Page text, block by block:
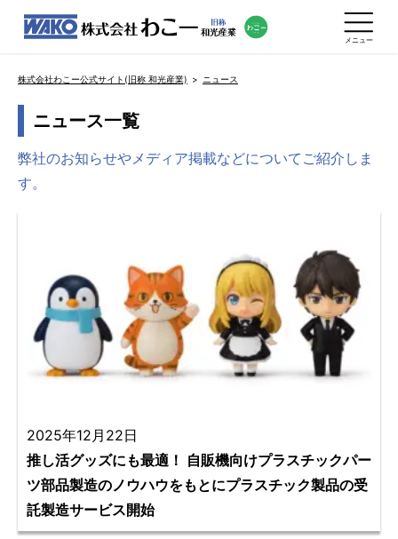
メニュー
株式会社わこー公式サイト(旧称 和光産業) ニュース
ニュース一覧
弊社のお知らせやメディア掲載などについてご紹介しま
す。
2025年12月22日
推し活グッズにも最適！ 自販機向けプラスチックパー
ツ部品製造のノウハウをもとにプラスチック製品の受
託製造サービス開始